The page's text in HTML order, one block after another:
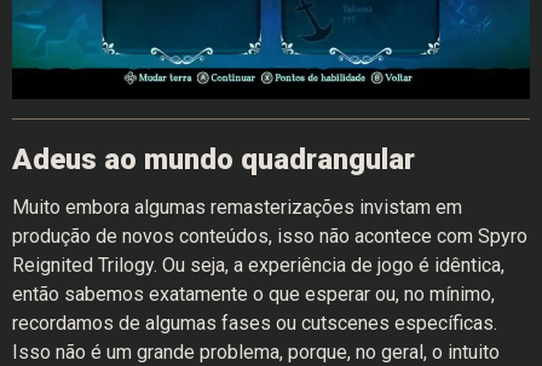
Adeus ao mundo quadrangular
Muito embora algumas remasterizações invistam em
produção de novos conteúdos, isso não acontece com Spyro
Reignited Trilogy. Ou seja, a experiência de jogo é idêntica,
então sabemos exatamente o que esperar ou, no mínimo,
recordamos de algumas fases ou cutscenes específicas.
Isso não é um grande problema, porque, no geral, o intuito